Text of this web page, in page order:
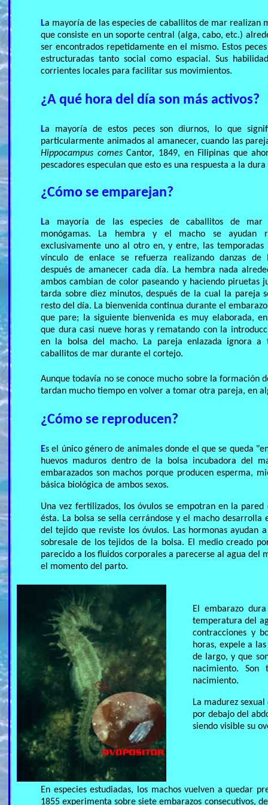
La mayoría de las especies de caballitos de mar realizan
que consiste en un soporte central (alga, cabo, etc.)
ser encontrados repetidamente en el mismo. Estos
estructuradas tanto social como espacial. Sus
corrientes locales para facilitar sus movimientos.
¿A qué hora del día son más activos?
La mayoría de estos peces son diurnos, lo que
particularmente animados al amanecer, cuando las
Hippocampus comesCantor, 1849, en Filipinas que
pescadores especulan que esto es una respuesta a la
¿Cómo se emparejan?
La mayoría de las especies de caballitos de mar
monógamas. La hembra y el macho se ayudan
exclusivamente uno al otro en, y entre, las temporadas
vínculo de enlace se refuerza realizando danzas de
después de amanecer cada día. La hembra nada
ambos cambian de color paseando y haciendo piruetas
tarda sobre diez minutos, después de la cual la pareja
resto del día. La bienvenida continua durante el
que pare; la siguiente bienvenida es muy elaborada,
que dura casi nueve horas y rematando con la
en la bolsa del macho. La pareja enlazada ignora a
caballitos de mar durante el cortejo.
Aunque todavía no se conoce mucho sobre la formación
tardan mucho tiempo en volver a tomar otra pareja, en
¿Cómo se reproducen?
Es el único género de animales donde el que se queda
huevos maduros dentro de la bolsa incubadora del
embarazados son machos porque producen esperma,
básica biológica de ambos sexos.
Una vez fertilizados, los óvulos se empotran en la
ésta. La bolsa se sella cerrándose y el macho
del tejido que reviste los óvulos. Las hormonas ayudan
sobresale de los tejidos de la bolsa. El medio creado
parecido a los fluidos corporales a parecerse al agua
el momento del parto.
El embarazo
temperatura del
contracciones y
horas, expele a
de largo, y que
nacimiento. Son
nacimiento.
La madurez
por debajo del
siendo visible su
En especies estudiadas, los machos vuelven a quedar
1855 experimenta sobre siete embarazos consecutivos,